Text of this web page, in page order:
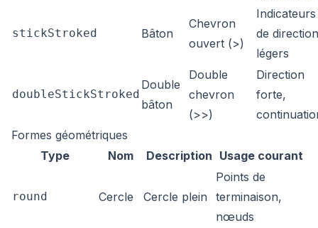
stickStroked Bâton
Chevron
ouvert (>)
Indicateurs
de direction
légers
doubleStickStroked
Double
bâton
Double
chevron
(>>)
Direction
forte,
Formes géométriques
Type
Nom Description Usage courant
round Cercle Cercle plein
Points de
terminaison,
nœuds